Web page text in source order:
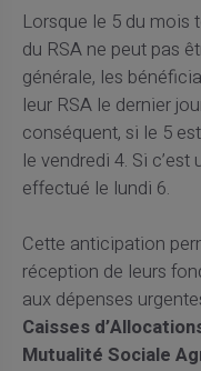
Lorsque le 5 du mois
du RSA ne peut pas
générale, les
leur RSA le dernier
conséquent, si le 5
le vendredi 4. Si
effectué le lundi 6.
Cette anticipation
réception de leurs
aux dépenses
Caisses
Mutualité Sociale